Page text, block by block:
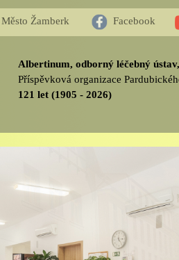
Město Žamberk Facebook
Albertinum, odborný léčebný
Příspěvková organizace
121 let (1905 - 2026)